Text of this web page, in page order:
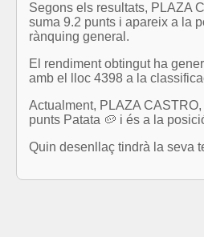
Segons els resultats, PLAZA
suma 9.2 punts i apareix a la
rànquing general.
El rendiment obtingut ha
amb el lloc 4398 a la
Actualment, PLAZA
punts Patata 🥔 i és a la
Quin desenllaç tindrà la seva